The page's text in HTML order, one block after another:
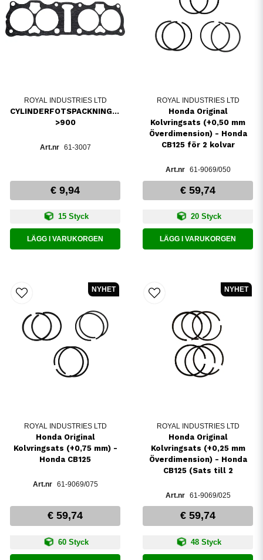
ROYAL INDUSTRIES LTD
CYLINDERFOTSPACKNINGCB750-
>900
61-3007
€ 9,94
15 Styck
LÄGG I VARUKORGEN
ROYAL INDUSTRIES LTD
Honda Original
Kolvringsats (+0,50 mm
Överdimension) - Honda
CB125 för 2 kolvar
61-9069/050
€ 59,74
20 Styck
LÄGG I VARUKORGEN
ROYAL INDUSTRIES LTD
Honda Original
Kolvringsats (+0,75 mm) -
Honda CB125
61-9069/075
€ 59,74
60 Styck
NYHET
ROYAL INDUSTRIES LTD
Honda Original
Kolvringsats (+0,25 mm
Överdimension) - Honda
CB125 (Sats till 2
61-9069/025
€ 59,74
48 Styck
NYHET